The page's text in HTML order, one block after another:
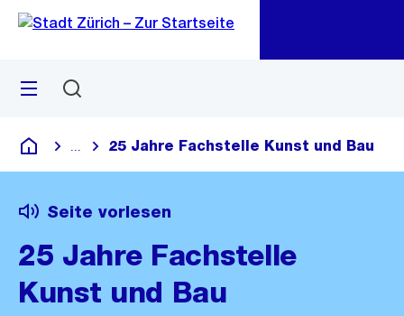
Navigation
Sprunglink
Menü
Deutsch
Blende alle Breadcrumbs ein
25 Jahre Fachstelle Kunst und Bau
Seite vorlesen
25 Jahre Fachstelle
Kunst und Bau